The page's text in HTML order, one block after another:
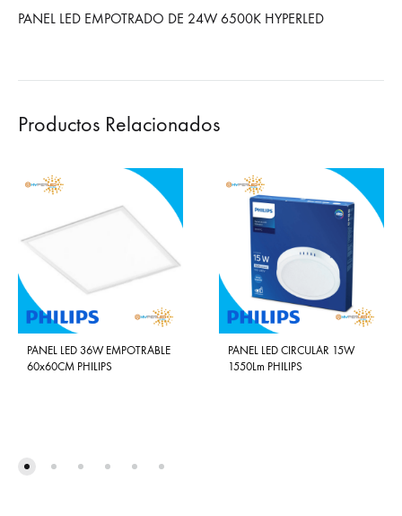
PANEL LED EMPOTRADO DE 24W 6500K HYPERLED
Productos Relacionados
PANEL LED 36W EMPOTRABLE
60x60CM PHILIPS
PANEL LED CIRCULAR 15W
1550Lm PHILIPS